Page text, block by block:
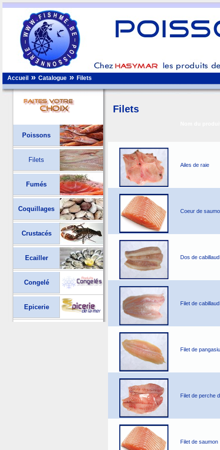
Accueil » Catalogue » Filets
Filets
Ailes de raie
Coeur de
Dos de cabillaud
Filet de
Filet de
Filet de perche
Filet de saumon
Poissons
Filets
Fumés
Coquillages
Crustacés
Ecailler
Congelé
Epicerie